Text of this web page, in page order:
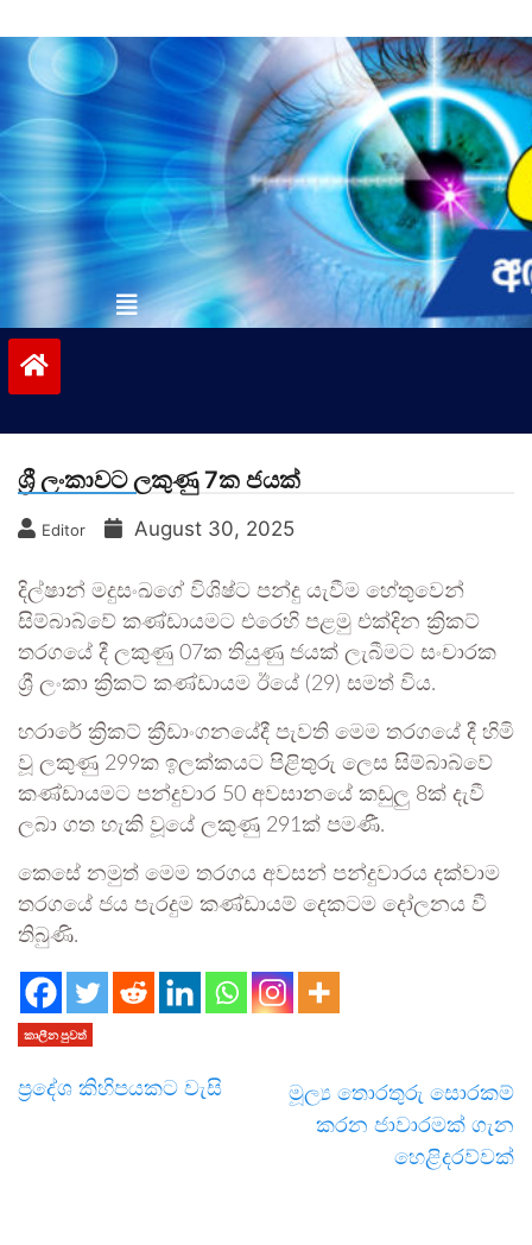
to
contentvinivida.lk
ශ්‍රී ලංකාවට ලකුණු 7ක ජයක්
Editor August 30, 2025
දිල්ෂාන් මදුසංඛගේ විශිෂ්ට පන්දු යැවීම හේතුවෙන්
සිම්බාබ්වේ කණ්ඩායමට එරෙහි පළමු එක්දින ක්‍රිකට්
තරගයේ දී ලකුණු 07ක තියුණු ජයක් ලැබීමට සංචාරක
ශ්‍රී ලංකා ක්‍රිකට් කණ්ඩායම ඊයේ (29) සමත් විය.
හරාරේ ක්‍රිකට් ක්‍රීඩාංගනයේදී පැවති මෙම තරගයේ දී හිමි
වූ ලකුණු 299ක ඉලක්කයට පිළිතුරු ලෙස සිම්බාබ්වේ
කණ්ඩායමට පන්දුවාර 50 අවසානයේ කඩුලු 8ක් දැවී
ලබා ගත හැකි වූයේ ලකුණු 291ක් පමණී.
කෙසේ නමුත් මෙම තරගය අවසන් පන්දුවාරය දක්වාම
තරගයේ ජය පැරදුම කණ්ඩායම් දෙකටම දෝලනය වී
තිබුණි.
කාලීන පුවත්
ප්‍රදේශ කිහිපයකට වැසි
මූල්‍ය තොරතුරු සොරකම්
කරන ජාවාරමක් ගැන
හෙළිදරව්වක්